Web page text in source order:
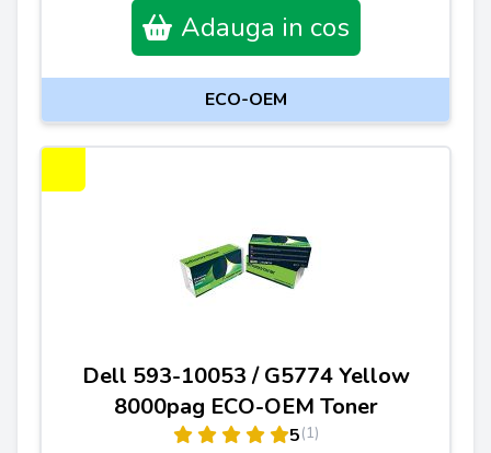
Adauga in cos
ECO-OEM
Dell 593-10053 / G5774 Yellow
8000pag ECO-OEM Toner
5(1)